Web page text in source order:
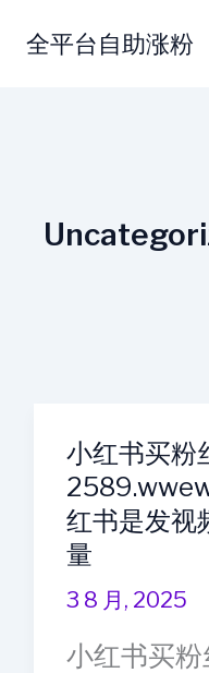
全平台自助涨粉
小红书买粉
红书是发视
量
3 8 月, 2025
小红书买粉